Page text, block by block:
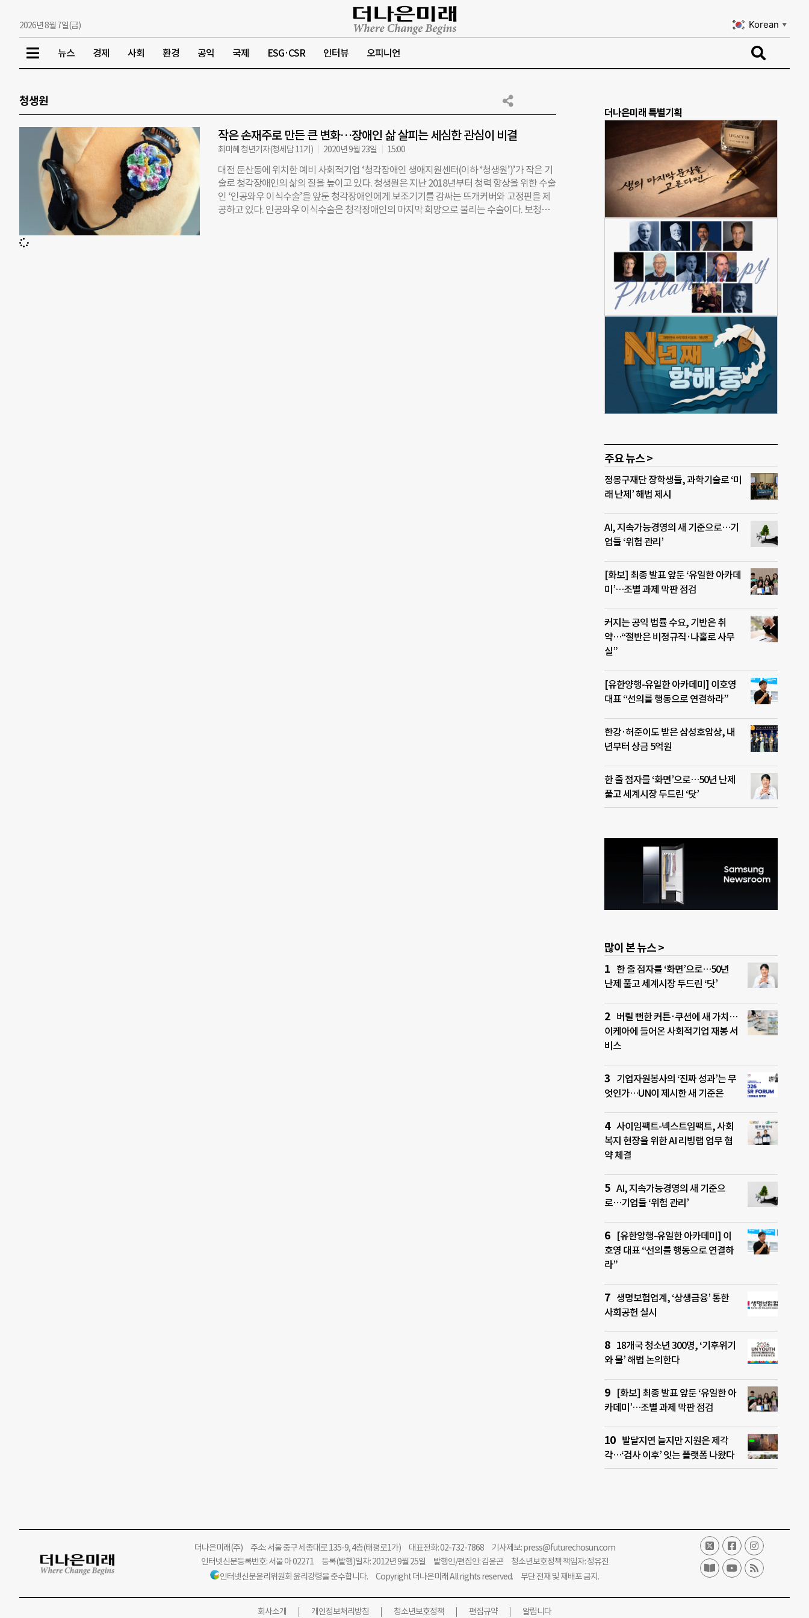
2026년 8월 7일(금) Korean ▼
뉴스 경제 사회 환경 공익 국제 ESG·CSR 인터뷰 오피니언
청생원
작은 손재주로 만든 큰 변화…장애인 삶 살피는 세심한 관심이 비결
최미혜 청년기자(청세담 11기) 2020년 9월 23일 15:00
대전 둔산동에 위치한 예비 사회적기업 ‘청각장애인 생애지원센터(이하 ‘청생원’)’가 작은 기
술로 청각장애인의 삶의 질을 높이고 있다. 청생원은 지난 2018년부터 청력 향상을 위한 수술
인 ‘인공와우 이식수술’을 앞둔 청각장애인에게 보조기기를 감싸는 뜨개커버와 고정핀을 제
공하고 있다. 인공와우 이식수술은 청각장애인의 마지막 희망으로 불리는 수술이다. 보청기
더나은미래 특별기획
주요 뉴스 >
정몽구재단 장학생들, 과학기술로 ‘미
래 난제’ 해법 제시
AI, 지속가능경영의 새 기준으로…기
업들 ‘위험 관리’
[화보] 최종 발표 앞둔 ‘유일한 아카데
미’…조별 과제 막판 점검
커지는 공익 법률 수요, 기반은 취
약…“절반은 비정규직·나홀로 사무
실”
[유한양행-유일한 아카데미] 이호영
대표 “선의를 행동으로 연결하라”
한강·허준이도 받은 삼성호암상, 내
년부터 상금 5억원
한 줄 점자를 ‘화면’으로…50년 난제
풀고 세계시장 두드린 ‘닷’
많이 본 뉴스 >
한 줄 점자를 ‘화면’으로…50년
난제 풀고 세계시장 두드린 ‘닷’
버릴 뻔한 커튼·쿠션에 새 가치…
이케아에 들어온 사회적기업 재봉 서
비스
기업자원봉사의 ‘진짜 성과’는 무
엇인가…UN이 제시한 새 기준은
사이임팩트-넥스트임팩트, 사회
복지 현장을 위한 AI 리빙랩 업무 협
약 체결
AI, 지속가능경영의 새 기준으
로…기업들 ‘위험 관리’
[유한양행-유일한 아카데미] 이
호영 대표 “선의를 행동으로 연결하
라”
생명보험업계, ‘상생금융’ 통한
사회공헌 실시
18개국 청소년 300명, ‘기후위기
와 물’ 해법 논의한다
[화보] 최종 발표 앞둔 ‘유일한 아
카데미’…조별 과제 막판 점검
발달지연 늘지만 지원은 제각
각…‘검사 이후’ 잇는 플랫폼 나왔다
더나은미래(주)주소: 서울 중구 세종대로 135-9, 4층(태평로1가) 대표전화: 02-732-7868 기사제보:press@futurechosun.com
인터넷신문등록번호: 서울 아 02271 등록(발행)일자: 2012년 9월 25일 발행인/편집인: 김윤곤 청소년보호정책 책임자: 정유진
인터넷신문윤리위원회 윤리강령을 준수합니다. Copyright 더나은미래 All rights reserved. 무단 전재 및 재배포 금지.
회사소개 개인정보처리방침 청소년보호정책 편집규약 알립니다